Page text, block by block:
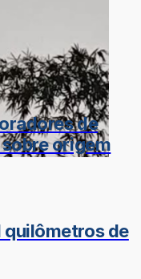
de
origem
quilômetros de